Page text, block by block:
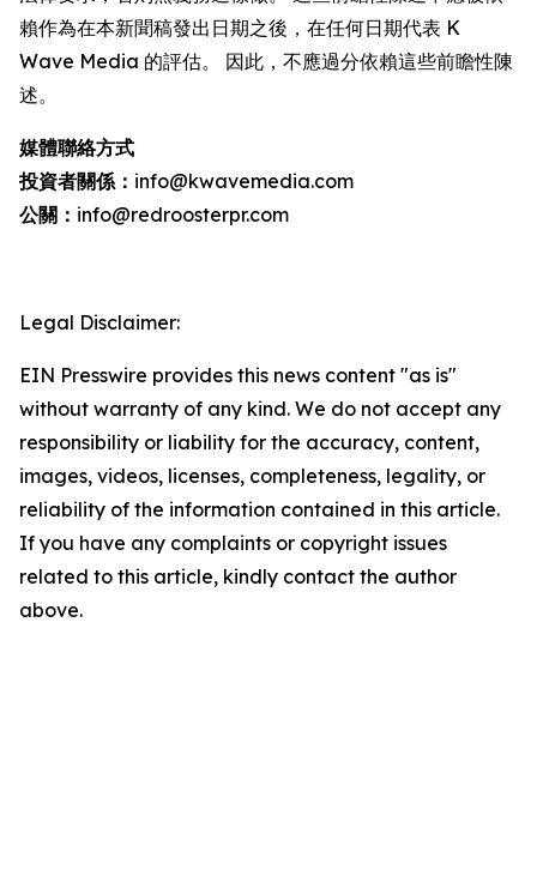
賴作為在本新聞稿發出日期之後，在任何日期代表 K
Wave Media 的評估。 因此，不應過分依賴這些前瞻性陳
述。
媒體聯絡方式
投資者關係： info@kwavemedia.com
公關： info@redroosterpr.com
Legal Disclaimer:
EIN Presswire provides this news content "as is"
without warranty of any kind. We do not accept any
responsibility or liability for the accuracy, content,
images, videos, licenses, completeness, legality, or
reliability of the information contained in this article.
If you have any complaints or copyright issues
related to this article, kindly contact the author
above.